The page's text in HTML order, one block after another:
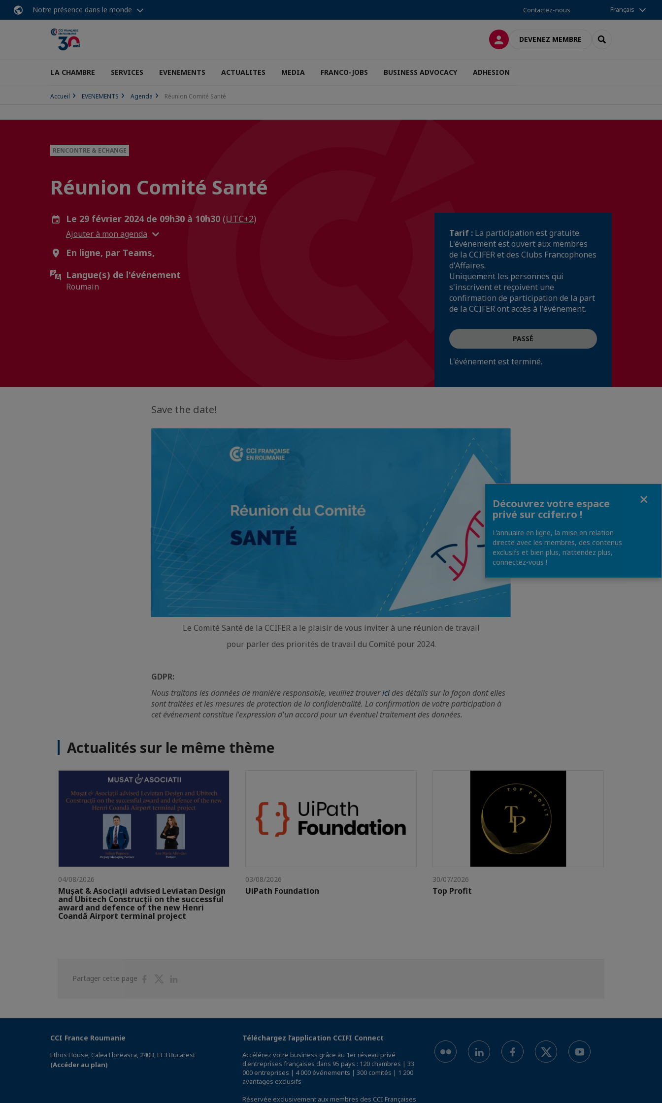
Notre présence dans le monde Contactez-nous Français
CONNEXIONDEVENEZ MEMBRE RECHERCHER
LA CHAMBRE SERVICES EVENEMENTS ACTUALITES MEDIA FRANCO-JOBS BUSINESS ADVOCACY ADHESION
Accueil EVENEMENTS Agenda Réunion Comité Santé
RENCONTRE & ECHANGE
Réunion Comité Santé
Le 29 février 2024 de 09h30 à 10h30 (UTC+2)
Ajouter à mon agenda
En ligne, par Teams,
Langue(s) de l'événement
Roumain
Tarif : La participation est gratuite.
L'événement est ouvert aux membres
de la CCIFER et des Clubs Francophones
d'Affaires.
Uniquement les personnes qui
s'inscrivent et reçoivent une
confirmation de participation de la part
de la CCIFER ont accès à l'événement.
PASSÉ
L'événement est terminé.
Save the date!
Le Comité Santé de la CCIFER a le plaisir de vous inviter à une réunion de travail
pour parler des priorités de travail du Comité pour 2024.
GDPR:
Nous traitons les données de manière responsable, veuillez trouvericides détails sur la façon dont elles
sont traitées et les mesures de protection de la confidentialité. La confirmation de votre participation à
cet événement constitue l'expression d'un accord pour un éventuel traitement des données.
Actualités sur le même thème
04/08/2026
Mușat & Asociații advised Leviatan Design
and Ubitech Construcții on the successful
award and defence of the new Henri
Coandă Airport terminal project
03/08/2026
UiPath Foundation
30/07/2026
Top Profit
Partager cette page
PartagerPartager
CCI France Roumanie
Ethos House, Calea Floreasca, 240B, Et 3 Bucarest
(Accéder au plan)
Téléchargez l’application CCIFI Connect
Accélérez votre business grâce au 1er réseau privé
d'entreprises françaises dans 95 pays : 120 chambres | 33
000 entreprises | 4 000 événements | 300 comités | 1 200
avantages exclusifs
Réservée exclusivement aux membres des CCI Françaises
Découvrez votre espace
privé sur ccifer.ro !
L’annuaire en ligne, la mise en relation
directe avec les membres, des contenus
exclusifs et bien plus, n’attendez plus,
connectez-vous !